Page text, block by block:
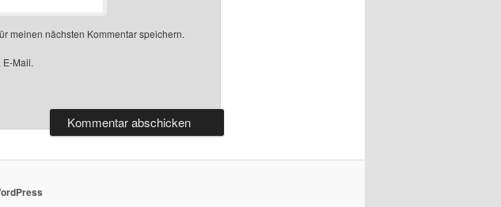
meinen nächsten Kommentar speichern.
Mail.